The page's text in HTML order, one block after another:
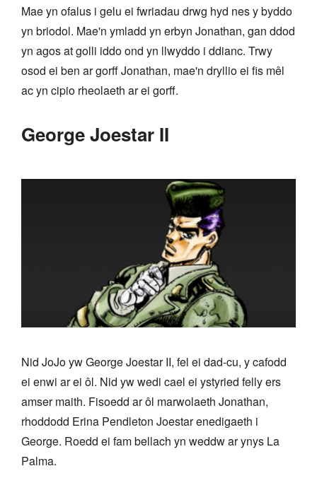
Mae yn ofalus i gelu ei fwriadau drwg hyd nes y byddo
yn briodol. Mae'n ymladd yn erbyn Jonathan, gan ddod
yn agos at golli iddo ond yn llwyddo i ddianc. Trwy
osod ei ben ar gorff Jonathan, mae'n dryllio ei fis mêl
ac yn cipio rheolaeth ar ei gorff.
George Joestar II
Nid JoJo yw George Joestar II, fel ei dad-cu, y cafodd
ei enwi ar ei ôl. Nid yw wedi cael ei ystyried felly ers
amser maith. Fisoedd ar ôl marwolaeth Jonathan,
rhoddodd Erina Pendleton Joestar enedigaeth i
George. Roedd ei fam bellach yn weddw ar ynys La
Palma.